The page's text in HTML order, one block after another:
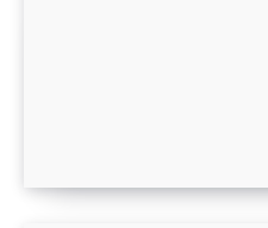
Как должен спать